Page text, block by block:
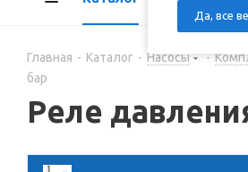
Да, все
Главная - Каталог - Насосы -
бар
Реле